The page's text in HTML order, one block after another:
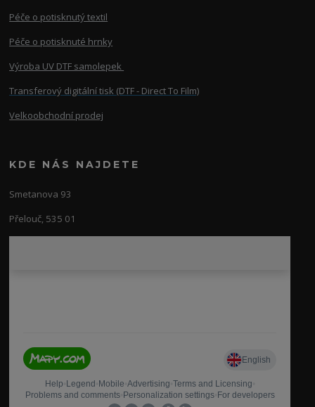
Péče o potisknutý textil
Péče o potisknuté hrnky
Výroba UV DTF samolepek
Transferový digitální tisk (DTF - Direct To Film)
Velkoobchodní prodej
KDE NÁS NAJDETE
Smetanova 93
Přelouč, 535 01